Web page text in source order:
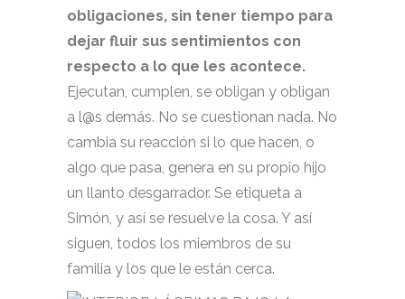
obligaciones, sin tener tiempo para
dejar fluir sus sentimientos con
respecto a lo que les acontece.
Ejecutan, cumplen, se obligan y obligan
a l@s demás. No se cuestionan nada. No
cambia su reacción si lo que hacen, o
algo que pasa, genera en su propio hijo
un llanto desgarrador. Se etiqueta a
Simón, y así se resuelve la cosa. Y así
siguen, todos los miembros de su
familia y los que le están cerca.